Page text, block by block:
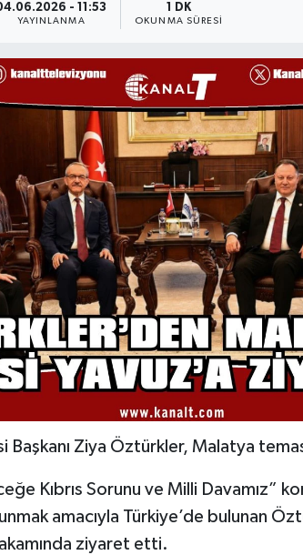
- 11:53
YAYINLANMA
1 DK
OKUNMA SÜRESI
Başkanı Ziya Öztürkler, Malatya
Kıbrıs Sorunu ve Milli Davamız”
amacıyla Türkiye’de bulunan
ziyaret etti.